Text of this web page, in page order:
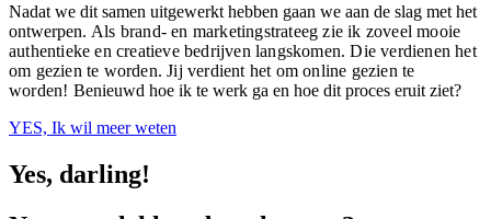
Nadat we dit samen uitgewerkt hebben gaan we aan de slag met het
ontwerpen. Als brand- en marketingstrateeg zie ik zoveel mooie
authentieke en creatieve bedrijven langskomen. Die verdienen het
om gezien te worden. Jij verdient het om online gezien te
worden! Benieuwd hoe ik te werk ga en hoe dit proces eruit ziet?
YES, Ik wil meer weten
Yes, darling!